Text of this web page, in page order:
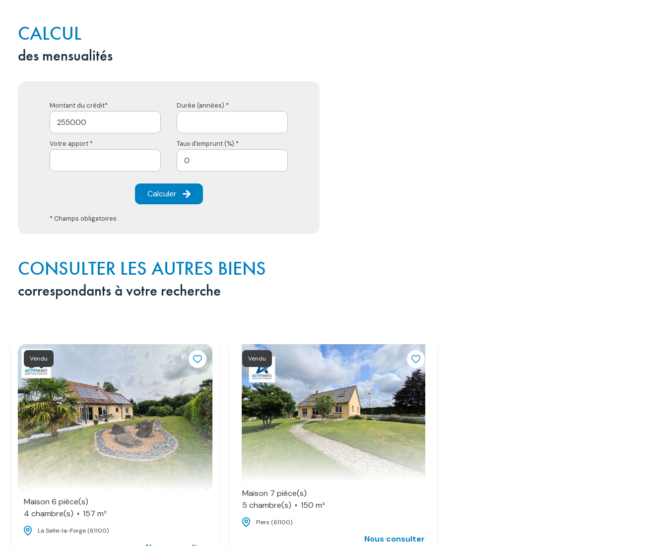
CALCUL
des mensualités
Montant du crédit* Durée (années) *
Votre apport * Taux d'emprunt (%) *
Calculer
* Champs obligatoires
CONSULTER LES AUTRES BIENS
correspondants à votre recherche
Vendu
Maison 6 pièce(s)
4 chambre(s)
157 m²
La Selle-la-Forge (61100)
Vendu
Maison 7 pièce(s)
5 chambre(s)
150 m²
Flers (61100)
Nous consulter